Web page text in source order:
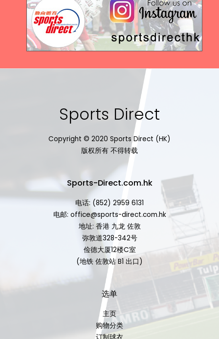
Sports Direct
Copyright © 2020 Sports Direct (HK)
版权所有 不得转载
Sports-Direct.com.hk
电话: (852) 2959 6131
电邮: office@sports-direct.com.hk
地址: 香港 九龙 佐敦
弥敦道328-342号
俭德大厦12楼C室
(地铁 佐敦站 B1 出口)
选单
主页
购物分类
订制球衣